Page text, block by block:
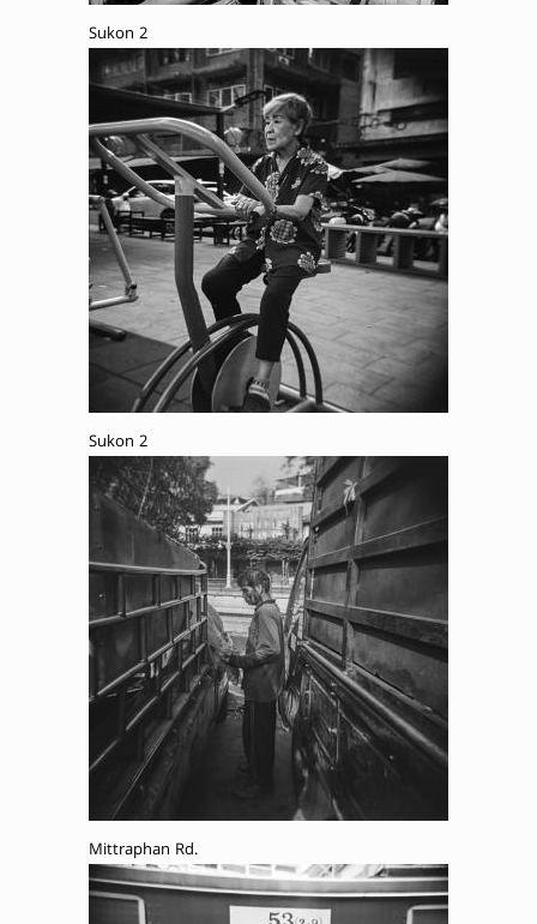
Sukon 2
Sukon 2
Mittraphan Rd.